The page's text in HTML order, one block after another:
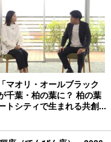
マオリ・オールブラック
千葉・柏の葉に？ 柏の葉
トシティで生まれる共創...